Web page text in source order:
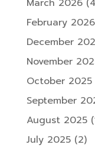
March 2026
February 2026
December
November
October 2025
September
August 2025
July 2025(2)